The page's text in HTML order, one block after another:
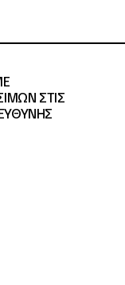
ΣΤΙΣ